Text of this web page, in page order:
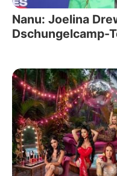
Nanu: Joelina
Dschungelcamp-